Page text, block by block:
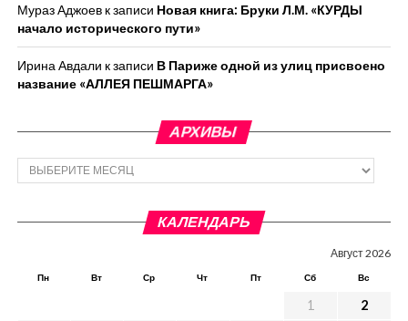
Мураз Аджоевк записи Новая книга: Бруки Л.М. «КУРДЫ
начало исторического пути»
Ирина Авдали к записи В Париже одной из улиц присвоено
название «АЛЛЕЯ ПЕШМАРГА»
АРХИВЫ
Архивы
КАЛЕНДАРЬ
Август 2026
Пн Вт Ср Чт Пт Сб Вс
1
2